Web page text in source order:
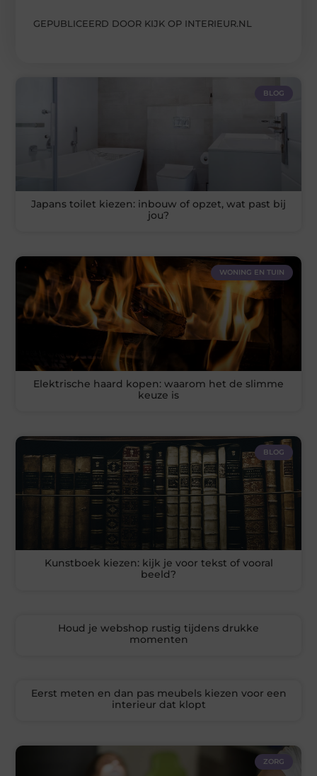
GEPUBLICEERD DOOR KIJK OP INTERIEUR.NL
BLOG
Japans toilet kiezen: inbouw of opzet, wat past bij
jou?
WONING EN TUIN
Elektrische haard kopen: waarom het de slimme
keuze is
BLOG
Kunstboek kiezen: kijk je voor tekst of vooral
beeld?
Houd je webshop rustig tijdens drukke
momenten
Eerst meten en dan pas meubels kiezen voor een
interieur dat klopt
ZORG